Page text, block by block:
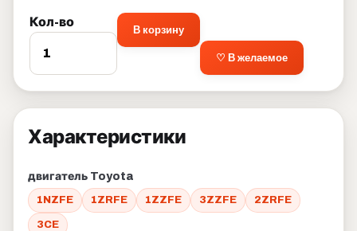
Кол-во
В корзину
♡ В желаемое
Характеристики
двигатель Toyota
1NZFE 1ZRFE 1ZZFE 3ZZFE 2ZRFE
3CE